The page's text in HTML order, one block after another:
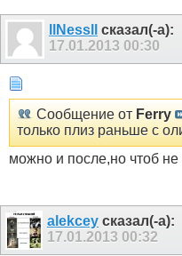
llNessll
сказал(-а):
17.01.2013 00:30
Сообщение от Ferry
только плиз раньше с
можно и после,но чтоб не
alekceyсказал(-а):
17.01.2013 00:32